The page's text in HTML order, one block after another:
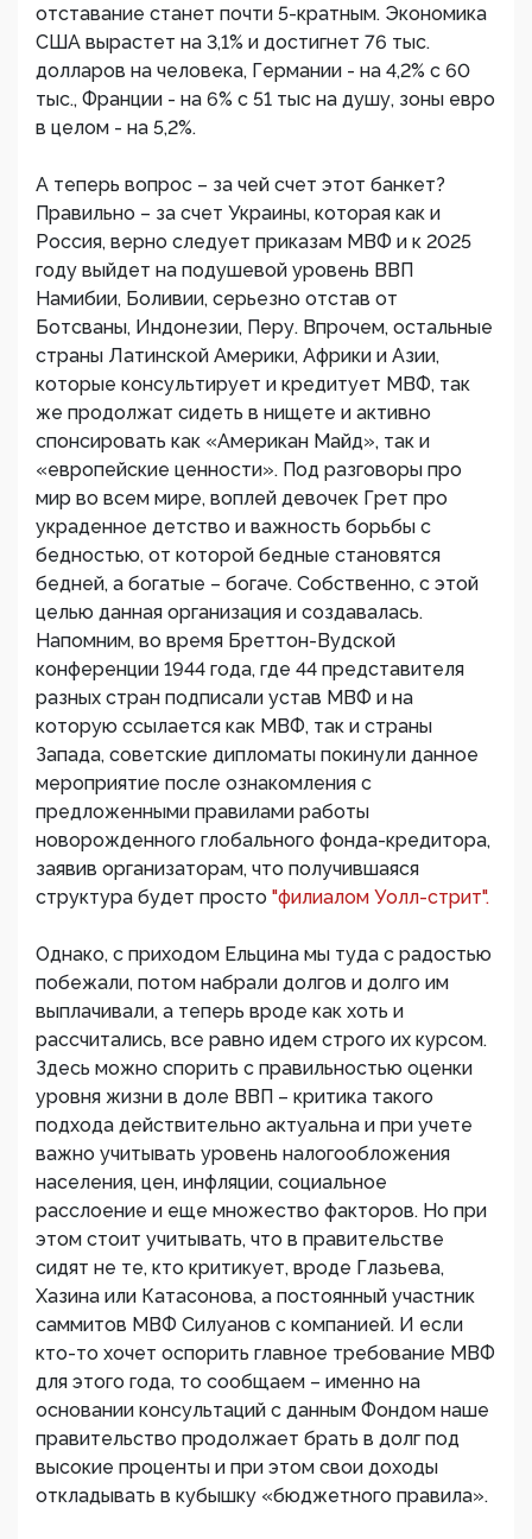
отставание станет почти 5-кратным. Экономика
США вырастет на 3,1% и достигнет 76 тыс.
долларов на человека, Германии - на 4,2% с 60
тыс., Франции - на 6% с 51 тыс на душу, зоны евро
в целом - на 5,2%.
А теперь вопрос – за чей счет этот банкет?
Правильно – за счет Украины, которая как и
Россия, верно следует приказам МВФ и к 2025
году выйдет на подушевой уровень ВВП
Намибии, Боливии, серьезно отстав от
Ботсваны, Индонезии, Перу. Впрочем, остальные
страны Латинской Америки, Африки и Азии,
которые консультирует и кредитует МВФ, так
же продолжат сидеть в нищете и активно
спонсировать как «Американ Майд», так и
«европейские ценности». Под разговоры про
мир во всем мире, воплей девочек Грет про
украденное детство и важность борьбы с
бедностью, от которой бедные становятся
бедней, а богатые – богаче. Собственно, с этой
целью данная организация и создавалась.
Напомним, во время Бреттон-Вудской
конференции 1944 года, где 44 представителя
разных стран подписали устав МВФ и на
которую ссылается как МВФ, так и страны
Запада, советские дипломаты покинули данное
мероприятие после ознакомления с
предложенными правилами работы
новорожденного глобального фонда-кредитора,
заявив организаторам, что получившаяся
структура будет просто "филиалом Уолл-стрит".
Однако, с приходом Ельцина мы туда с радостью
побежали, потом набрали долгов и долго им
выплачивали, а теперь вроде как хоть и
рассчитались, все равно идем строго их курсом.
Здесь можно спорить с правильностью оценки
уровня жизни в доле ВВП – критика такого
подхода действительно актуальна и при учете
важно учитывать уровень налогообложения
населения, цен, инфляции, социальное
расслоение и еще множество факторов. Но при
этом стоит учитывать, что в правительстве
сидят не те, кто критикует, вроде Глазьева,
Хазина или Катасонова, а постоянный участник
саммитов МВФ Силуанов с компанией. И если
кто-то хочет оспорить главное требование МВФ
для этого года, то сообщаем – именно на
основании консультаций с данным Фондом наше
правительство продолжает брать в долг под
высокие проценты и при этом свои доходы
откладывать в кубышку «бюджетного правила».